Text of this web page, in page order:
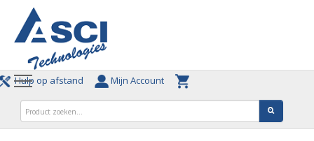
Hulp op afstand Mijn Account